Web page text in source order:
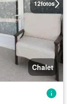
12fotos
Chalet